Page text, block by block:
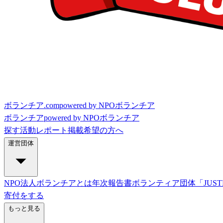
ボランチア.compowered by NPOボランチア
ボランチアpowered by NPOボランチア
探す活動レポート 掲載希望の方へ
運営団体
NPO法人ボランチアとは年次報告書ボランティア団体「
寄付をする
もっと見る